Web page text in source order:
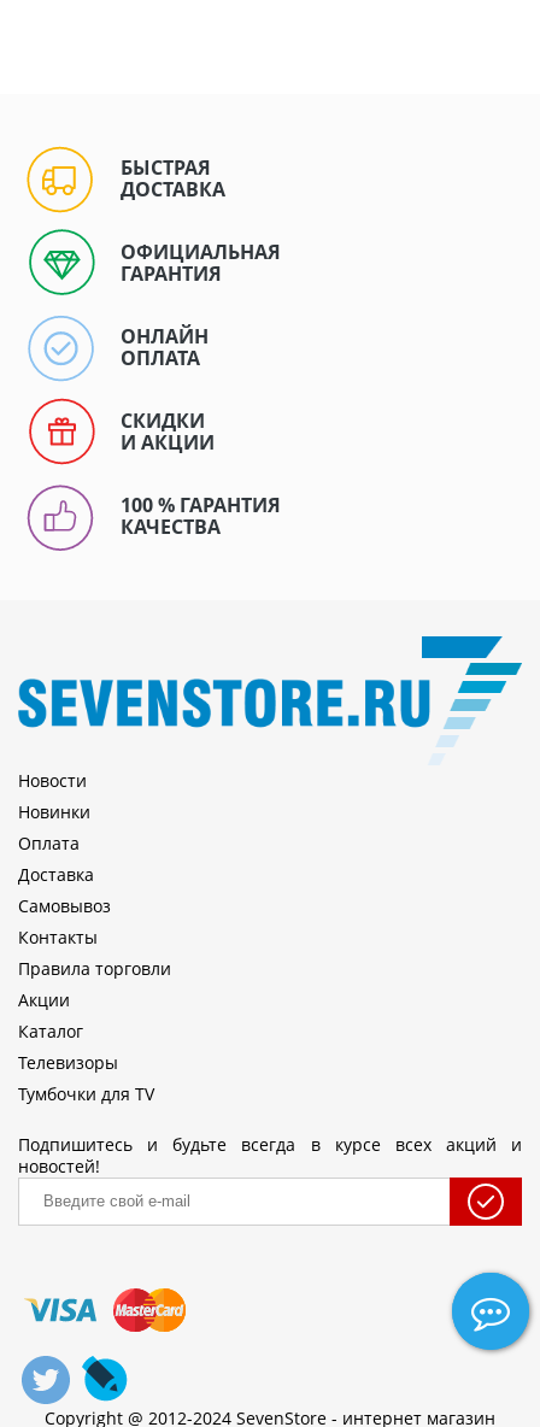
БЫСТРАЯ
ДОСТАВКА
ОФИЦИАЛЬНАЯ
ГАРАНТИЯ
ОНЛАЙН
ОПЛАТА
СКИДКИ
И АКЦИИ
100 % ГАРАНТИЯ
КАЧЕСТВА
Новости
Новинки
Оплата
Доставка
Самовывоз
Контакты
Правила торговли
Акции
Каталог
Телевизоры
Тумбочки для TV
Подпишитесь и будьте всегда в курсе всех акций и
новостей!
Copyright @ 2012-2024 SevenStore - интернет магазин